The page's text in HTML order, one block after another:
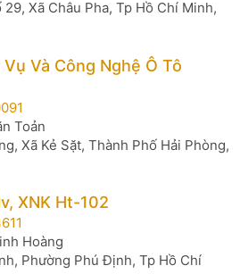
Xã Châu Pha, Tp Hồ Chí Minh,
Và Công Nghệ Ô Tô
Toản
Xã Kẻ Sặt, Thành Phố Hải Phòng,
XNK Ht-102
Hoàng
Phường Phú Định, Tp Hồ Chí